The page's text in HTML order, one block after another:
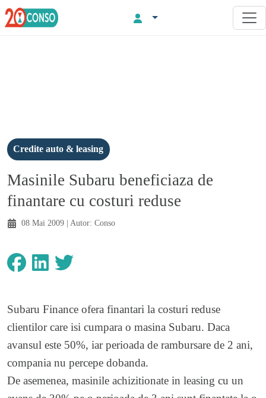
Credite auto & leasing
Masinile Subaru beneficiaza de
finantare cu costuri reduse
08 Mai 2009 | Autor: Conso
Subaru Finance ofera finantari la costuri reduse
clientilor care isi cumpara o masina Subaru. Daca
avansul este 50%, iar perioada de rambursare de 2 ani,
compania nu percepe dobanda.
De asemenea, masinile achizitionate in leasing cu un